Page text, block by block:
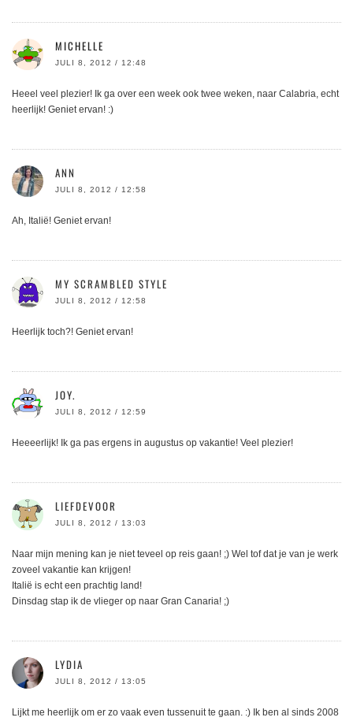
MICHELLE
JULI 8, 2012 / 12:48
Heeel veel plezier! Ik ga over een week ook twee weken, naar Calabria, echt
heerlijk! Geniet ervan! :)
ANN
JULI 8, 2012 / 12:58
Ah, Italië! Geniet ervan!
MY SCRAMBLED STYLE
JULI 8, 2012 / 12:58
Heerlijk toch?! Geniet ervan!
JOY.
JULI 8, 2012 / 12:59
Heeeerlijk! Ik ga pas ergens in augustus op vakantie! Veel plezier!
LIEFDEVOOR
JULI 8, 2012 / 13:03
Naar mijn mening kan je niet teveel op reis gaan! ;) Wel tof dat je van je werk
zoveel vakantie kan krijgen!
Italië is echt een prachtig land!
Dinsdag stap ik de vlieger op naar Gran Canaria! ;)
LYDIA
JULI 8, 2012 / 13:05
Lijkt me heerlijk om er zo vaak even tussenuit te gaan. :) Ik ben al sinds 2008